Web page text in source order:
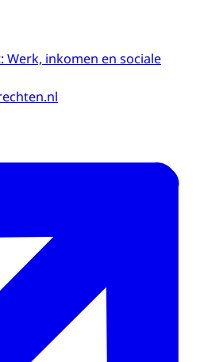
inkomen en sociale